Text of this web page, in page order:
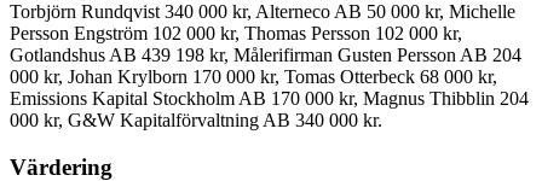
Torbjörn Rundqvist 340 000 kr, Alterneco AB 50 000 kr, Michelle
Persson Engström 102 000 kr, Thomas Persson 102 000 kr,
Gotlandshus AB 439 198 kr, Målerifirman Gusten Persson AB 204
000 kr, Johan Krylborn 170 000 kr, Tomas Otterbeck 68 000 kr,
Emissions Kapital Stockholm AB 170 000 kr, Magnus Thibblin 204
000 kr, G&W Kapitalförvaltning AB 340 000 kr.
Värdering